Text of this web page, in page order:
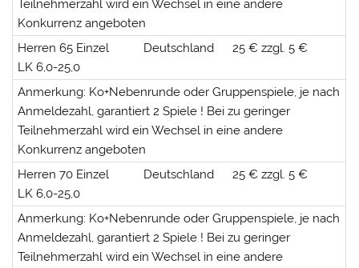
Teilnehmerzahl wird ein Wechsel in eine andere
Konkurrenz angeboten
Herren 65 Einzel
LK 6,0-25,0
Deutschland 25 € zzgl. 5 €
Anmerkung: Ko+Nebenrunde oder Gruppenspiele, je nach
Anmeldezahl, garantiert 2 Spiele ! Bei zu geringer
Teilnehmerzahl wird ein Wechsel in eine andere
Konkurrenz angeboten
Herren 70 Einzel
LK 6,0-25,0
Deutschland 25 € zzgl. 5 €
Anmerkung: Ko+Nebenrunde oder Gruppenspiele, je nach
Anmeldezahl, garantiert 2 Spiele ! Bei zu geringer
Teilnehmerzahl wird ein Wechsel in eine andere